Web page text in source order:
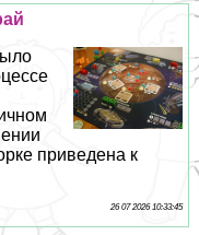
приведена к
26 07 2026 10:33:45